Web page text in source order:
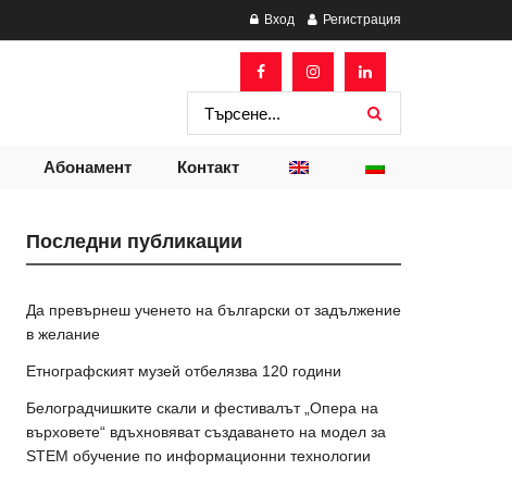
Вход Регистрация
Абонамент Контакт
Последни публикации
Да превърнеш ученето на български от задължение
в желание
Етнографският музей отбелязва 120 години
Белоградчишките скали и фестивалът „Опера на
върховете“ вдъхновяват създаването на модел за
STEM обучение по информационни технологии